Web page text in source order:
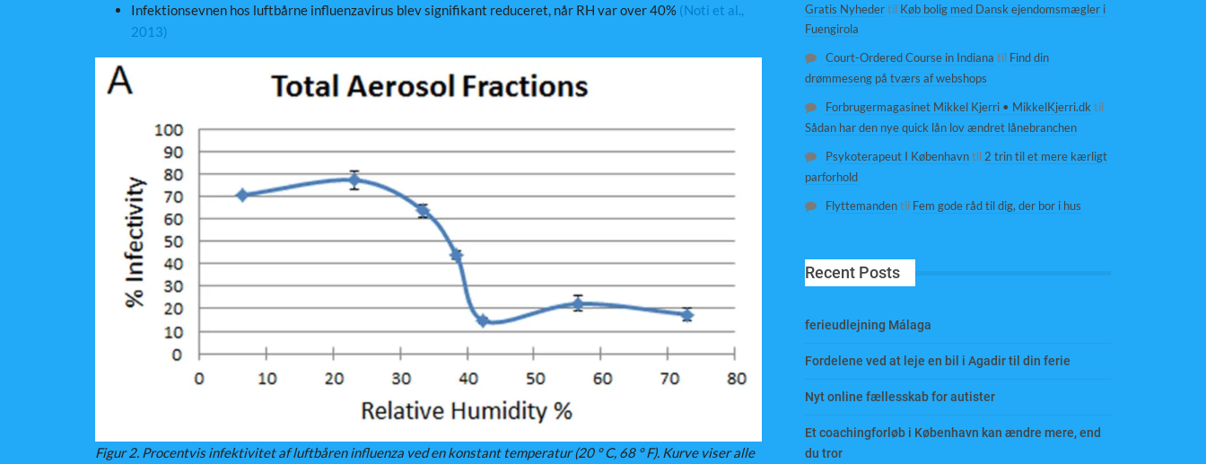
Infektionsevnen hos luftbårne influenzavirus blev signifikant reduceret, når RH var over 40% (Noti et al.,
2013)
Figur 2. Procentvis infektivitet af luftbåren influenza ved en konstant temperatur (20 ° C, 68 ° F). Kurve viser alle
Gratis Nyhedertil Køb bolig med Dansk ejendomsmægler i
Fuengirola
Court-Ordered Course in Indiana til Find din
drømmeseng på tværs af webshops
Forbrugermagasinet Mikkel Kjerri • MikkelKjerri.dktil
Sådan har den nye quick lån lov ændret lånebranchen
Psykoterapeut I Københavntil2 trin til et mere kærligt
parforhold
Flyttemandentil Fem gode råd til dig, der bor i hus
Recent Posts
ferieudlejning Málaga
Fordelene ved at leje en bil i Agadir til din ferie
Nyt online fællesskab for autister
Et coachingforløb i København kan ændre mere, end
du tror